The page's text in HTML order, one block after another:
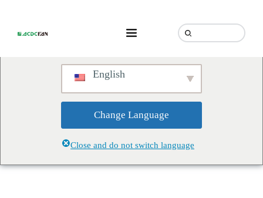
speaking a different language.
Do you want to change to:
English
Change Language
Close and do not switch language